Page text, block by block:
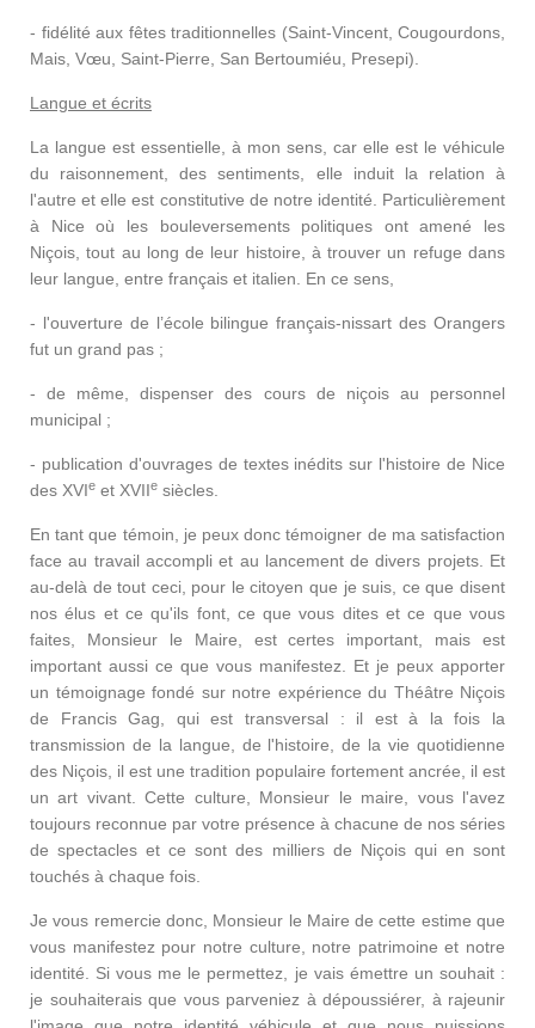
- fidélité aux fêtes traditionnelles (Saint-Vincent, Cougourdons,
Mais, Vœu, Saint-Pierre, San Bertoumiéu, Presepi).
Langue et écrits
La langue est essentielle, à mon sens, car elle est le véhicule
du raisonnement, des sentiments, elle induit la relation à
l'autre et elle est constitutive de notre identité. Particulièrement
à Nice où les bouleversements politiques ont amené les
Niçois, tout au long de leur histoire, à trouver un refuge dans
leur langue, entre français et italien. En ce sens,
- l'ouverture de l’école bilingue français-nissart des Orangers
fut un grand pas ;
- de même, dispenser des cours de niçois au personnel
municipal ;
- publication d'ouvrages de textes inédits sur l'histoire de Nice
des XVIe et XVIIe siècles.
En tant que témoin, je peux donc témoigner de ma satisfaction
face au travail accompli et au lancement de divers projets. Et
au-delà de tout ceci, pour le citoyen que je suis, ce que disent
nos élus et ce qu'ils font, ce que vous dites et ce que vous
faites, Monsieur le Maire, est certes important, mais est
important aussi ce que vous manifestez. Et je peux apporter
un témoignage fondé sur notre expérience du Théâtre Niçois
de Francis Gag, qui est transversal : il est à la fois la
transmission de la langue, de l'histoire, de la vie quotidienne
des Niçois, il est une tradition populaire fortement ancrée, il est
un art vivant. Cette culture, Monsieur le maire, vous l'avez
toujours reconnue par votre présence à chacune de nos séries
de spectacles et ce sont des milliers de Niçois qui en sont
touchés à chaque fois.
Je vous remercie donc, Monsieur le Maire de cette estime que
vous manifestez pour notre culture, notre patrimoine et notre
identité. Si vous me le permettez, je vais émettre un souhait :
je souhaiterais que vous parveniez à dépoussiérer, à rajeunir